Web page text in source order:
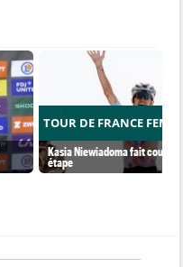
TOUR DE FRANCE
Kasia Niewiadoma fait coup
étape